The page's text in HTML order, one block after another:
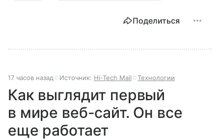
Поделиться
17 часов назад Источник: Hi-Tech Mail Технологии
Как выглядит первый
в мире веб-сайт. Он все
еще работает